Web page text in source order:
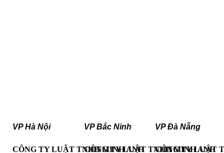
VP Hà Nội
CÔNG TY LUẬT TNHH MINH ANH
VP Bắc Ninh
CÔNG TY LUẬT TNHH MINH ANH
VP Đà Nẵng
CÔNG TY LUẬT